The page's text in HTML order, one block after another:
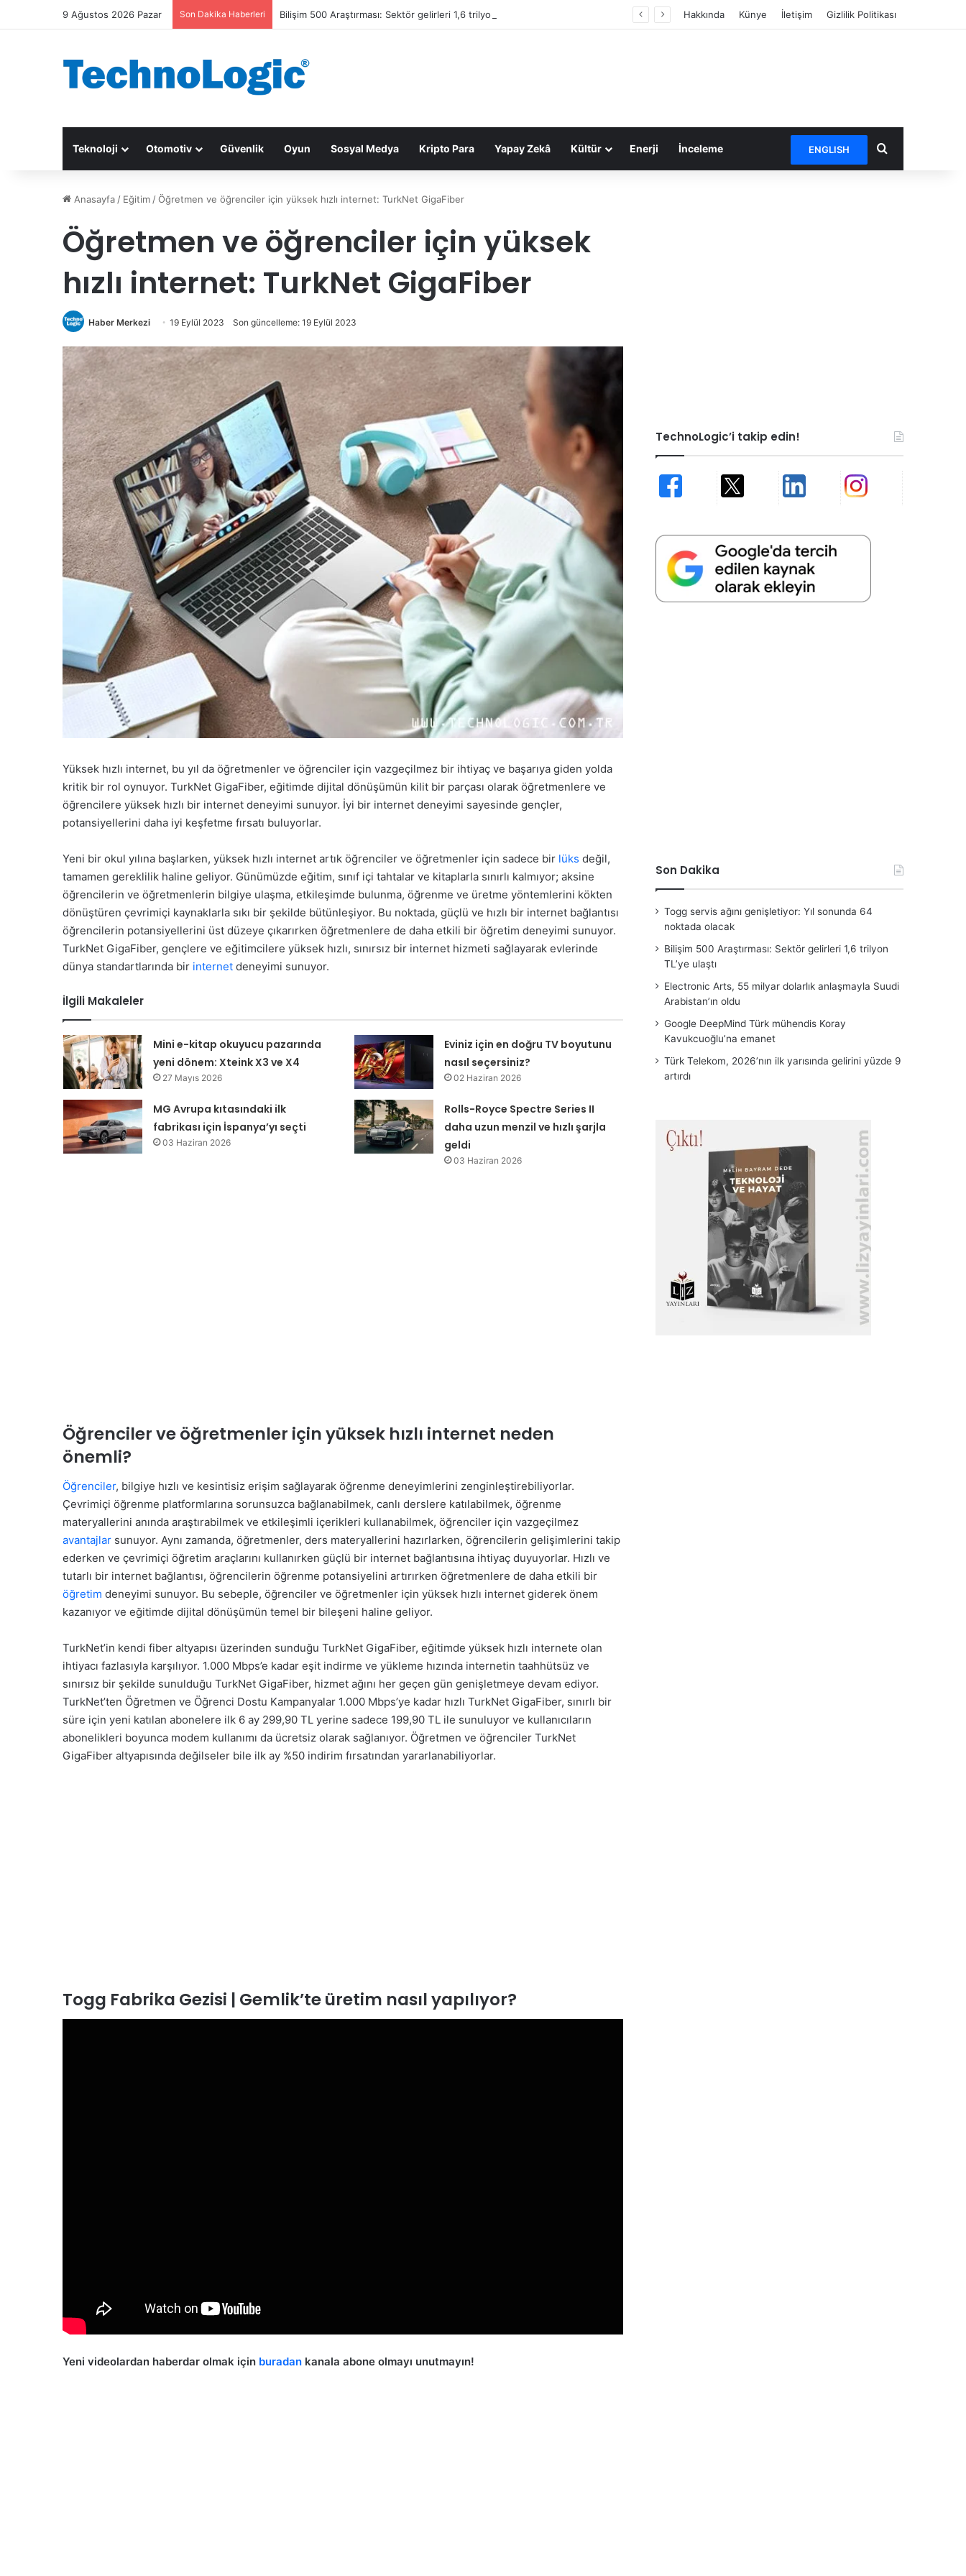
9 Ağustos 2026 Pazar Son Dakika Haberleri Bilişim 500 Araştırması: Sektör gelirleri 1,6 trilyon TL’ye ulaştı Hakkında Künye İletişim Gizlilik Politikası
Teknoloji Otomotiv Güvenlik Oyun Sosyal Medya Kripto Para Yapay Zekâ Kültür Enerji İnceleme ENGLISH Arama yap ...
Anasayfa / Eğitim /Öğretmen ve öğrenciler için yüksek hızlı internet: TurkNet GigaFiber
Öğretmen ve öğrenciler için yüksek
hızlı internet: TurkNet GigaFiber
Haber Merkezi 19 Eylül 2023 Son güncelleme: 19 Eylül 2023
Yüksek hızlı internet, bu yıl da öğretmenler ve öğrenciler için vazgeçilmez bir ihtiyaç ve başarıya giden yolda
kritik bir rol oynuyor. TurkNet GigaFiber, eğitimde dijital dönüşümün kilit bir parçası olarak öğretmenlere ve
öğrencilere yüksek hızlı bir internet deneyimi sunuyor. İyi bir internet deneyimi sayesinde gençler,
potansiyellerini daha iyi keşfetme fırsatı buluyorlar.
Yeni bir okul yılına başlarken, yüksek hızlı internet artık öğrenciler ve öğretmenler için sadece bir lüks değil,
tamamen gereklilik haline geliyor. Günümüzde eğitim, sınıf içi tahtalar ve kitaplarla sınırlı kalmıyor; aksine
öğrencilerin ve öğretmenlerin bilgiye ulaşma, etkileşimde bulunma, öğrenme ve üretme yöntemlerini kökten
dönüştüren çevrimiçi kaynaklarla sıkı bir şekilde bütünleşiyor. Bu noktada, güçlü ve hızlı bir internet bağlantısı
öğrencilerin potansiyellerini üst düzeye çıkarırken öğretmenlere de daha etkili bir öğretim deneyimi sunuyor.
TurkNet GigaFiber, gençlere ve eğitimcilere yüksek hızlı, sınırsız bir internet hizmeti sağlayarak evlerinde
dünya standartlarında bir internet deneyimi sunuyor.
İlgili Makaleler
Mini e-kitap okuyucu pazarında
yeni dönem: Xteink X3 ve X4
27 Mayıs 2026
Eviniz için en doğru TV boyutunu
nasıl seçersiniz?
02 Haziran 2026
MG Avrupa kıtasındaki ilk
fabrikası için İspanya’yı seçti
03 Haziran 2026
Rolls-Royce Spectre Series II
daha uzun menzil ve hızlı şarjla
geldi
03 Haziran 2026
Öğrenciler ve öğretmenler için yüksek hızlı internet neden
önemli?
Öğrenciler, bilgiye hızlı ve kesintisiz erişim sağlayarak öğrenme deneyimlerini zenginleştirebiliyorlar.
Çevrimiçi öğrenme platformlarına sorunsuzca bağlanabilmek, canlı derslere katılabilmek, öğrenme
materyallerini anında araştırabilmek ve etkileşimli içerikleri kullanabilmek, öğrenciler için vazgeçilmez
avantajlar sunuyor. Aynı zamanda, öğretmenler, ders materyallerini hazırlarken, öğrencilerin gelişimlerini takip
ederken ve çevrimiçi öğretim araçlarını kullanırken güçlü bir internet bağlantısına ihtiyaç duyuyorlar. Hızlı ve
tutarlı bir internet bağlantısı, öğrencilerin öğrenme potansiyelini artırırken öğretmenlere de daha etkili bir
öğretim deneyimi sunuyor. Bu sebeple, öğrenciler ve öğretmenler için yüksek hızlı internet giderek önem
kazanıyor ve eğitimde dijital dönüşümün temel bir bileşeni haline geliyor.
TurkNet’in kendi fiber altyapısı üzerinden sunduğu TurkNet GigaFiber, eğitimde yüksek hızlı internete olan
ihtiyacı fazlasıyla karşılıyor. 1.000 Mbps’e kadar eşit indirme ve yükleme hızında internetin taahhütsüz ve
sınırsız bir şekilde sunulduğu TurkNet GigaFiber, hizmet ağını her geçen gün genişletmeye devam ediyor.
TurkNet’ten Öğretmen ve Öğrenci Dostu Kampanyalar 1.000 Mbps’ye kadar hızlı TurkNet GigaFiber, sınırlı bir
süre için yeni katılan abonelere ilk 6 ay 299,90 TL yerine sadece 199,90 TL ile sunuluyor ve kullanıcıların
abonelikleri boyunca modem kullanımı da ücretsiz olarak sağlanıyor. Öğretmen ve öğrenciler TurkNet
GigaFiber altyapısında değilseler bile ilk ay %50 indirim fırsatından yararlanabiliyorlar.
Togg Fabrika Gezisi | Gemlik’te üretim nasıl yapılıyor?
Yeni videolardan haberdar olmak için buradan kanala abone olmayı unutmayın!
TechnoLogic’i takip edin!
Son Dakika
Togg servis ağını genişletiyor: Yıl sonunda 64
noktada olacak
Bilişim 500 Araştırması: Sektör gelirleri 1,6 trilyon
TL’ye ulaştı
Electronic Arts, 55 milyar dolarlık anlaşmayla Suudi
Arabistan’ın oldu
Google DeepMind Türk mühendis Koray
Kavukcuoğlu’na emanet
Türk Telekom, 2026’nın ilk yarısında gelirini yüzde 9
artırdı